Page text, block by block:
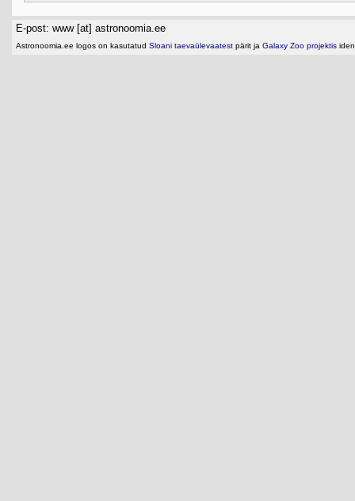
E-post: www [at] astronoomia.ee
Astronoomia.ee logos on kasutatud Sloani taevaülevaatest pärit ja Galaxy Zoo projektis